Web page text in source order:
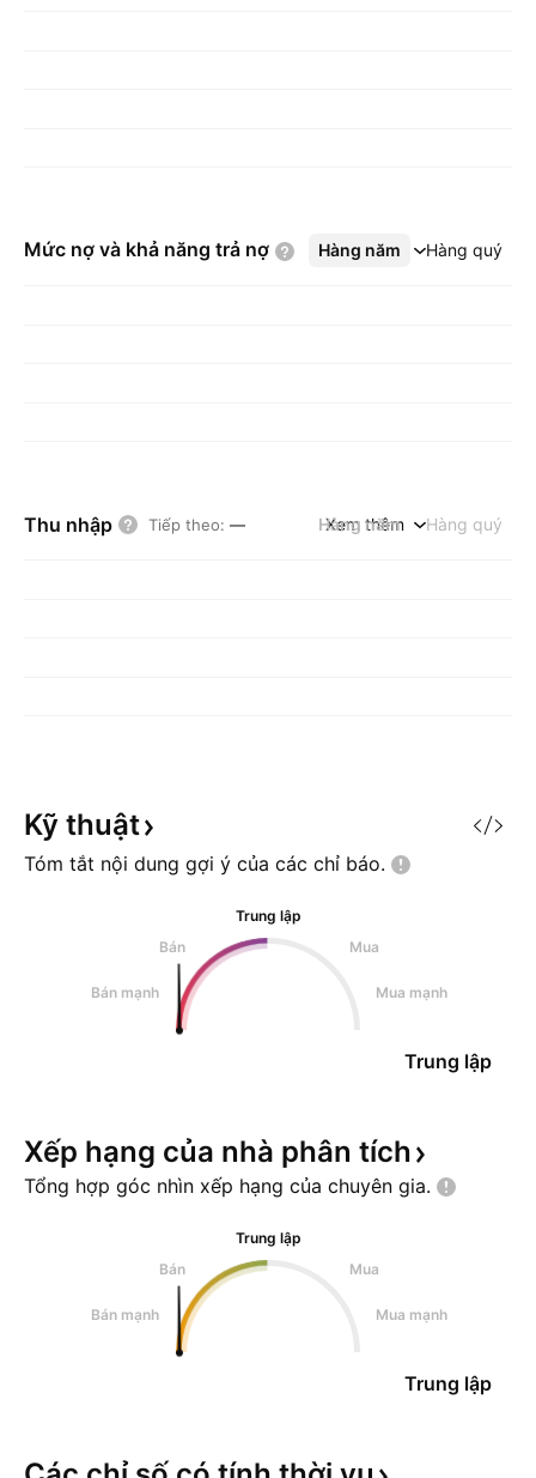
Mức nợ và khả năng trả nợ Hàng năm Hàng quý
Xem thêm
Thu nhập Tiếp theo: — Hàng năm Hàng quý
Xem thêm
Kỹ thuật
Tóm tắt nội dung gợi ý của các chỉ báo.
Trung lập
Bán
Mua
Bán mạnh Mua mạnh
Trung lập
Xếp hạng của nhà phân tích
Tổng hợp góc nhìn xếp hạng của chuyên gia.
Trung lập
Bán
Mua
Bán mạnh Mua mạnh
Trung lập